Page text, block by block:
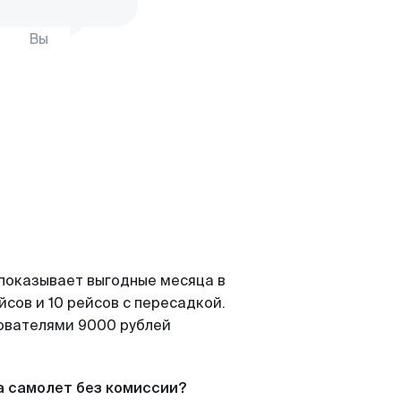
Вы
выгодные месяца в
и 10 рейсов с пересадкой.
9000 рублей
самолет без комиссии?